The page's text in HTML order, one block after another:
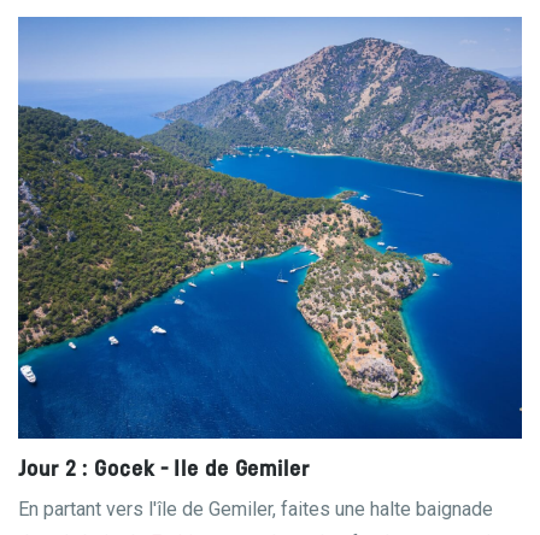
Jour 2 : Gocek - Ile de Gemiler
En partant vers l'île de Gemiler, faites une halte baignade